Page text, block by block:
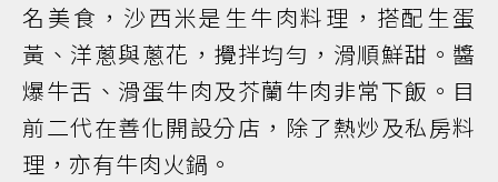
名美食，沙西米是生牛肉料理，搭配生蛋
黃、洋蔥與蔥花，攪拌均勻，滑順鮮甜。醬
爆牛舌、滑蛋牛肉及芥蘭牛肉非常下飯。目
前二代在善化開設分店，除了熱炒及私房料
理，亦有牛肉火鍋。